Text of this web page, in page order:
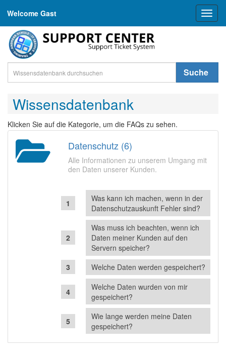
Welcome Gast
Suche
Wissensdatenbank
Klicken Sie auf die Kategorie, um die FAQs zu sehen.
Datenschutz (6)
Alle Informationen zu unserem Umgang mit
den Daten unserer Kunden.
Was kann ich machen, wenn in der
Datenschutzauskunft Fehler sind?
Was muss ich beachten, wenn ich
Daten meiner Kunden auf den
Servern speicher?
Welche Daten werden gespeichert?
Welche Daten wurden von mir
gespeichert?
Wie lange werden meine Daten
gespeichert?